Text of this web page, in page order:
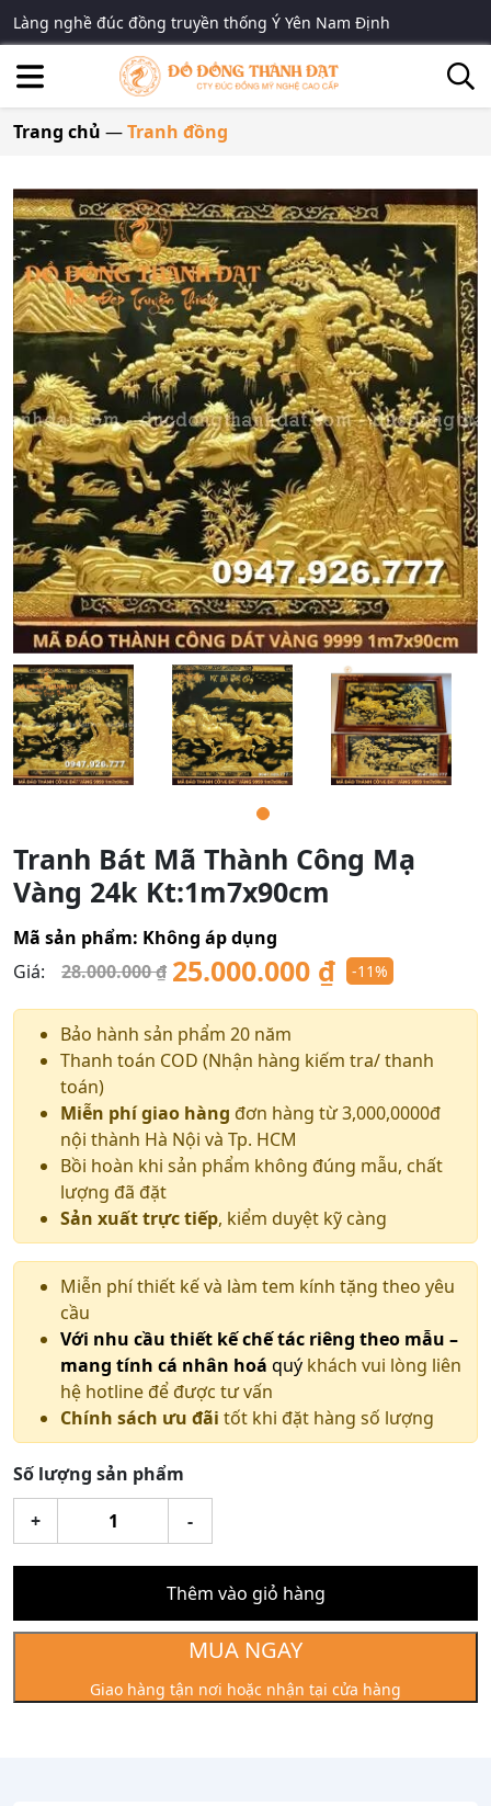
Làng nghề đúc đồng truyền thống Ý Yên Nam Định
Trang chủ —Tranh đồng
Tranh Bát Mã Thành Công Mạ
Vàng 24k Kt:1m7x90cm
Mã sản phẩm: Không áp dụng
Giá:
28.000.000₫
Giá
gốc
là:
28.000.000 ₫.
25.000.000 ₫
Giá
hiện
tại
là:
25.000.000 ₫.
-11%
Bảo hành sản phẩm 20 năm
Thanh toán COD (Nhận hàng kiếm tra/ thanh
toán)
Miễn phí giao hàng đơn hàng từ 3,000,0000đ
nội thành Hà Nội và Tp. HCM
Bồi hoàn khi sản phẩm không đúng mẫu, chất
lượng đã đặt
Sản xuất trực tiếp, kiểm duyệt kỹ càng
Miễn phí thiết kế và làm tem kính tặng theo yêu
cầu
Với nhu cầu thiết kế chế tác riêng theo mẫu –
mang tính cá nhân hoá quý khách vui lòng liên
hệ hotline để được tư vấn
Chính sách ưu đãi tốt khi đặt hàng số lượng
Số lượng sản phẩm
-
Bát
Mã
Công
24k
+
Thêm vào giỏ hàng
MUA NGAY
Giao hàng tận nơi hoặc nhận tại cửa hàng